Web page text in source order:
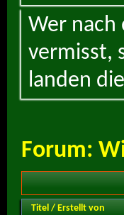
Wer nach
vermisst,
landen
Forum:
Titel / Erstellt von